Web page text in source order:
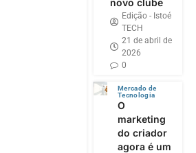
novo clube
Edição - Istoé
TECH
21 de abril de
2026
0
Mercado de
Tecnologia
O
marketing
do criador
agora é um